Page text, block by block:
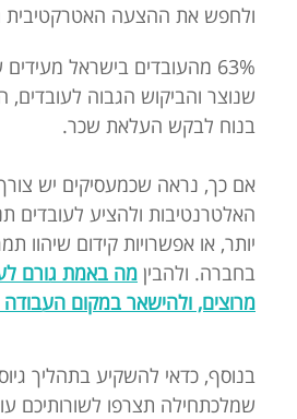
ולחפש את ההצעה
63% מהעובדים בישראל
שנוצר והביקוש הגבוה לעובדים,
בנוח לבקש העלאת שכר.
אם כך, נראה שכמעסיקים יש צורך
האלטרנטיבות ולהציע לעובדים
יותר, או אפשרויות קידום שיהוו
בחברה. ולהבין מה באמת גורם
מרוצים, ולהישאר במקום
בנוסף, כדאי להשקיע בתהליך גיוס
שמלכתחילה תצרפו לשורותיכם